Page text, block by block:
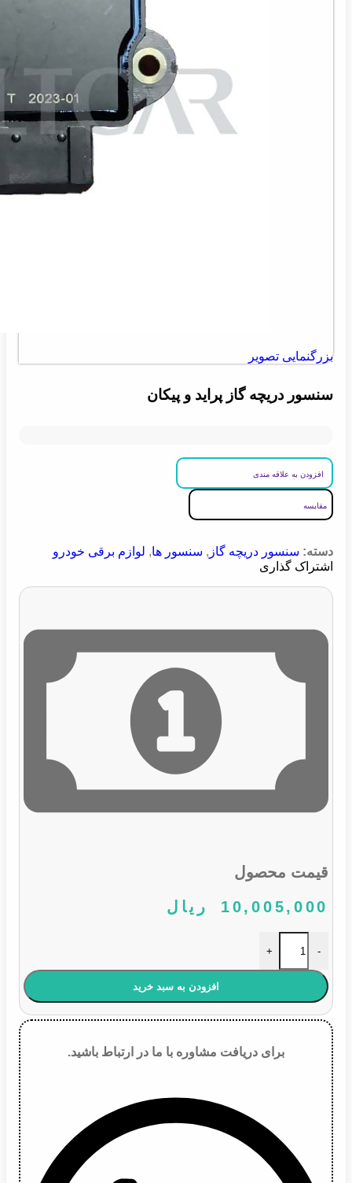
بزرگنمایی تصویر
سنسور دریچه گاز پراید و پیکان
افزودن به علاقه مندی
مقایسه
دسته: سنسور دریچه گاز , سنسور ها, لوازم برقی خودرو
اشتراک گذاری
قیمت محصول
10,005,000
ریال
-
+
افزودن به سبد خرید
برای دریافت مشاوره با ما در ارتباط باشید.